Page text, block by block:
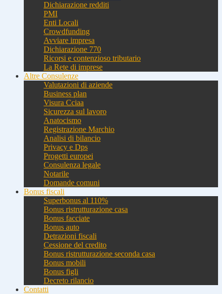
Dichiarazione redditi
PMI
Enti Locali
Crowdfunding
Avviare impresa
Dichiarazione 770
Ricorsi e contenzioso tributario
La Rete di imprese
Altre Consulenze
Valutazioni di aziende
Business plan
Visura Cciaa
Sicurezza sul lavoro
Anatocismo
Registrazione Marchio
Analisi di bilancio
Privacy e Dps
Progetti europei
Consulenza legale
Notarile
Domande comuni
Bonus fiscali
Superbonus al 110%
Bonus ristrutturazione casa
Bonus facciate
Bonus auto
Detrazioni fiscali
Cessione del credito
Bonus ristrutturazione seconda casa
Bonus mobili
Bonus figli
Decreto rilancio
Contatti